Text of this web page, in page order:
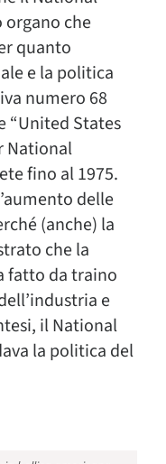
organo che
quanto
e la politica
numero 68
“United States
National
fino al 1975.
delle
(anche) la
che la
fatto da traino
e
il National
la politica del